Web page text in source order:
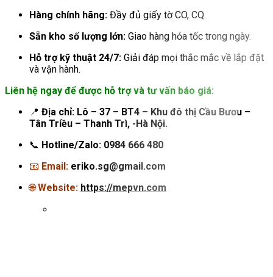
Hàng chính hãng: Đầy đủ giấy tờ CO, CQ.
Sẵn kho số lượng lớn: Giao hàng hỏa tốc trong ngày.
Hỗ trợ kỹ thuật 24/7: Giải đáp mọi thắc mắc về lắp đặt
và vận hành.
Liên hệ ngay để được hỗ trợ và tư vấn báo giá:
📍 Địa chỉ: Lô – 37 – BT4 – Khu đô thị Cầu Bươu –
Tân Triều – Thanh Trì, -Hà Nội.
📞 Hotline/Zalo: 0984 666 480
📧 Email: eriko.sg@gmail.com
🌐Website: https://mepvn.com